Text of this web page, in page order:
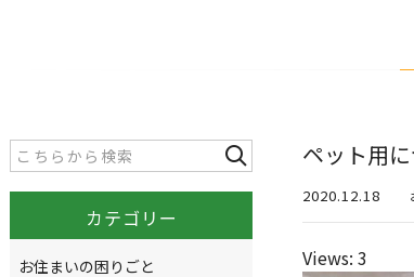
ペット用
2020.12.18
Views: 3
カテゴリー
お住まいの困りごと